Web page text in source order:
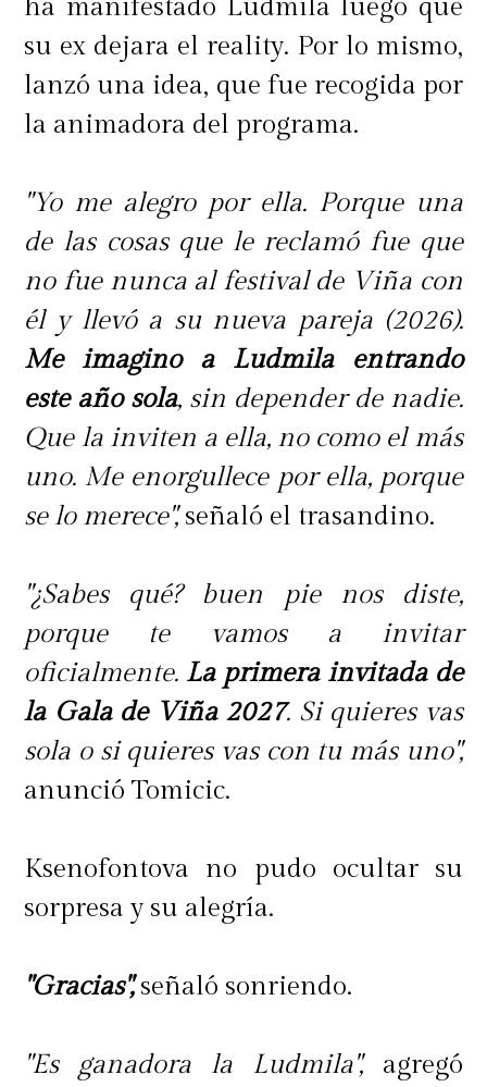
ha manifestado Ludmila luego que
su ex dejara el reality. Por lo mismo,
lanzó una idea, que fue recogida por
la animadora del programa.
"Yo me alegro por ella. Porque una
de las cosas que le reclamó fue que
no fue nunca al festival de Viña con
él y llevó a su nueva pareja (2026).
Me imagino a Ludmila entrando
este año sola, sin depender de nadie.
Que la inviten a ella, no como el más
uno. Me enorgullece por ella, porque
se lo merece",señaló el trasandino.
"¿Sabes qué? buen pie nos diste,
porque te vamos a invitar
oficialmente. La primera invitada de
la Gala de Viña 2027. Si quieres vas
sola o si quieres vas con tu más uno",
anunció Tomicic.
Ksenofontova no pudo ocultar su
sorpresa y su alegría.
"Gracias", señaló sonriendo.
"Es ganadora la Ludmila",agregó